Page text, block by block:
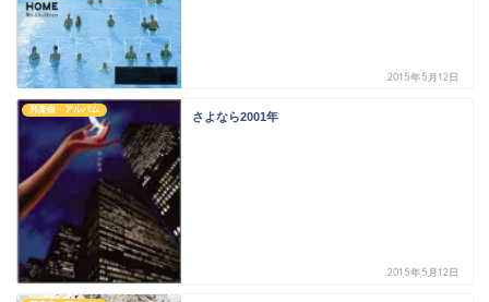
2015年5月12日
邦楽曲・アルバム
さよなら2001年
2015年5月12日